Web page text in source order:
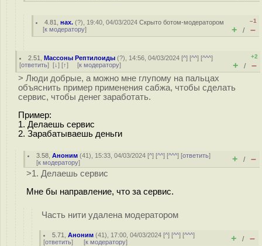
4.81 ,нах. (?), 19:40, 04/03/2024Скрыто ботом-модератором
[к модератору]
–1
+ / –
2.51 ,Массоны Рептилоиды (?), 14:56, 04/03/2024 [^] [^^] [^^^]
[ответить] [↓] [↑] [к модератору]
+2
+ / –
> Люди добрые, а можно мне глупому на пальцах
объяснить пример применения сабжа, чтобы сделать
сервис, чтобы денег заработать.
Пример:
1. Делаешь сервис
2. Зарабатываешь деньги
3.58 ,Аноним (41), 15:33, 04/03/2024 [^] [^^] [^^^] [ответить]
[к модератору] + / –
>1. Делаешь сервис
Мне бы направление, что за сервис.
Часть нити удалена модератором
5.71 ,Аноним (41), 17:00, 04/03/2024 [^] [^^] [^^^]
[ответить] [к модератору] + / –